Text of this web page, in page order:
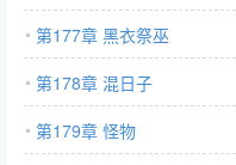
第177章 黑衣祭巫
第178章 混日子
第179章 怪物